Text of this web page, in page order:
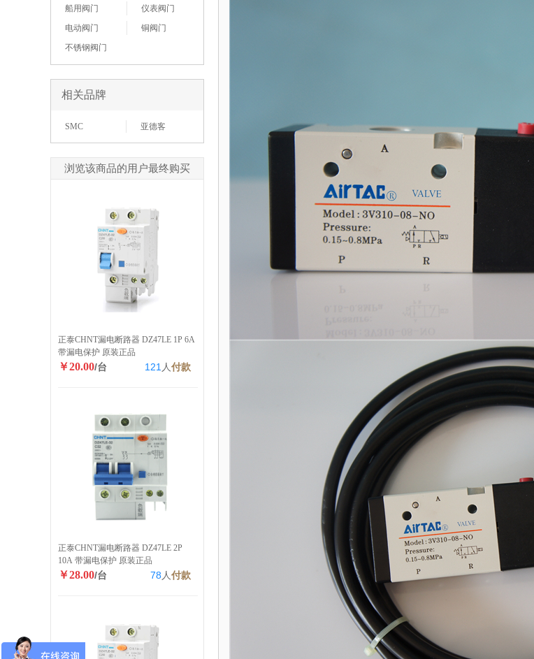
船用阀门
仪表阀门
电动阀门
铜阀门
不锈钢阀门
相关品牌
SMC 亚德客
浏览该商品的用户最终购买
正泰CHNT漏电断路器 DZ47LE 1P 6A
带漏电保护 原装正品
￥20.00/台 121 人付款
正泰CHNT漏电断路器 DZ47LE 2P
10A 带漏电保护 原装正品
￥28.00/台 78 人付款